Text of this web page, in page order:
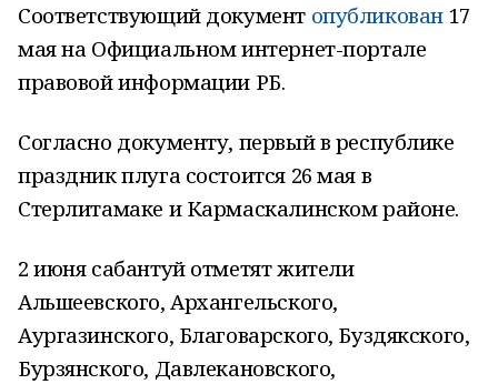
Соответствующий документ опубликован17
мая на Официальном интернет-портале
правовой информации РБ.
Согласно документу, первый в республике
праздник плуга состоится 26 мая в
Стерлитамаке и Кармаскалинском районе.
2 июня сабантуй отметят жители
Альшеевского, Архангельского,
Аургазинского, Благоварского, Буздякского,
Бурзянского, Давлекановского,